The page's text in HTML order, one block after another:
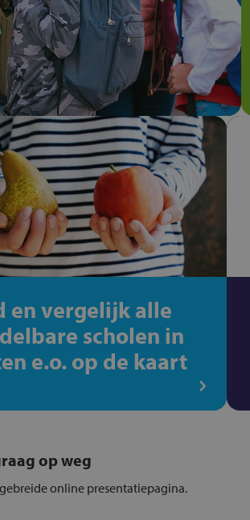
en vergelijk alle
scholen in
e.o. op de kaart
op weg
online presentatiepagina.